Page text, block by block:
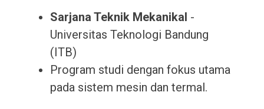
Sarjana Teknik Mekanikal -
Universitas Teknologi Bandung
(ITB)
Program studi dengan fokus utama
pada sistem mesin dan termal.